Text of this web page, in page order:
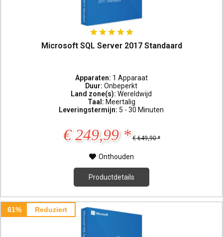
Microsoft SQL Server 2017 Standaard
Apparaten: 1 Apparaat
Duur:Onbeperkt
Land zone(s):Wereldwijd
Taal: Meertalig
Leveringstermijn: 5 - 30 Minuten
€ 249,99 * € 649,90 *
Onthouden
Productdetails
61% Reduziert